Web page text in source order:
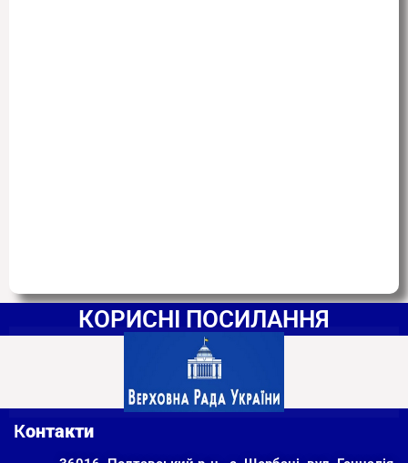
КОРИСНІ ПОСИЛАННЯ
Контакти